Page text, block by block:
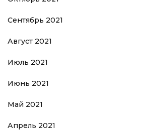
Сентябрь 2021
Август 2021
Июль 2021
Июнь 2021
Май 2021
Апрель 2021